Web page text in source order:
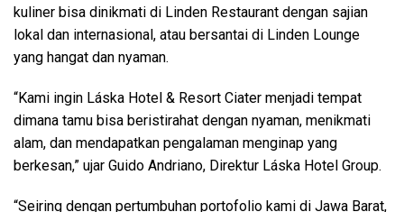
kuliner bisa dinikmati di Linden Restaurant dengan sajian
lokal dan internasional, atau bersantai di Linden Lounge
yang hangat dan nyaman.
“Kami ingin Láska Hotel & Resort Ciater menjadi tempat
dimana tamu bisa beristirahat dengan nyaman, menikmati
alam, dan mendapatkan pengalaman menginap yang
berkesan,” ujar Guido Andriano, Direktur Láska Hotel Group.
“Seiring dengan pertumbuhan portofolio kami di Jawa Barat,